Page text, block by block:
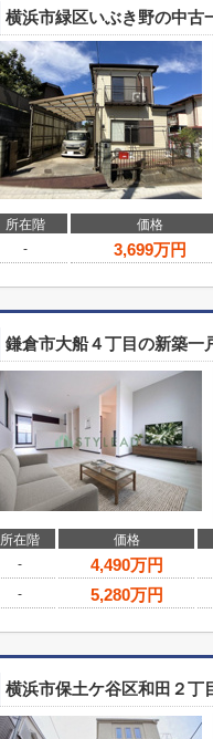
横浜市緑区いぶき野の中古
所在階 価格
-
3,699万円
鎌倉市大船４丁目の新築一
所在階 価格
-
4,490万円
-
5,280万円
横浜市保土ケ谷区和田２丁